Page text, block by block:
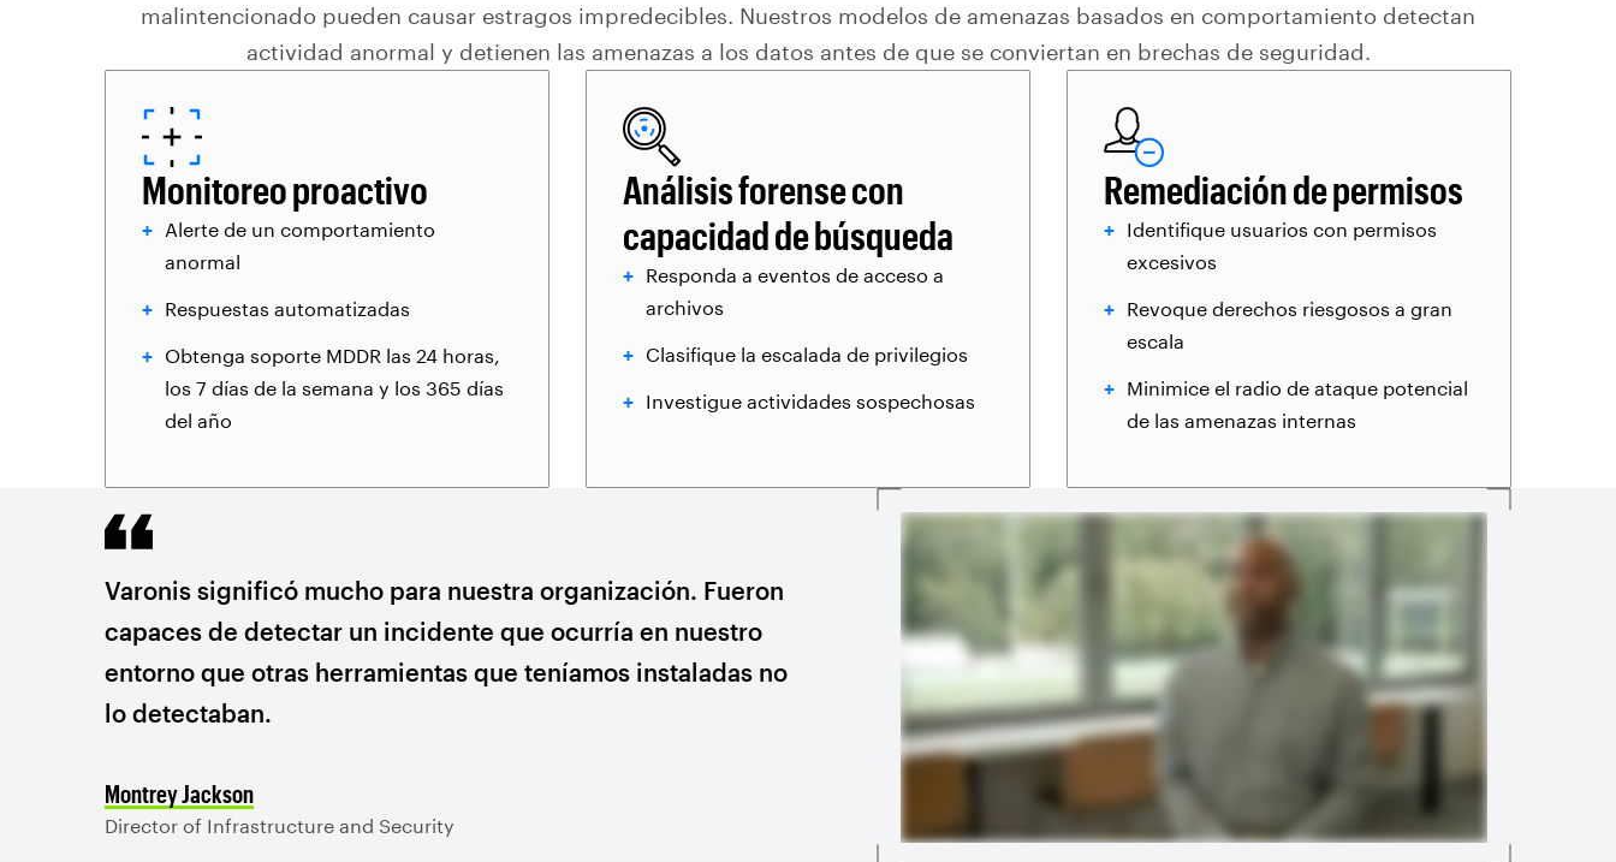
malintencionado pueden causar estragos impredecibles. Nuestros modelos de amenazas basados en comportamiento detectan
actividad anormal y detienen las amenazas a los datos antes de que se conviertan en brechas de seguridad.
Monitoreo proactivo
Alerte de un comportamiento
anormal
Respuestas automatizadas
Obtenga soporte MDDR las 24 horas,
los 7 días de la semana y los 365 días
del año
Análisis forense con
capacidad de búsqueda
Responda a eventos de acceso a
archivos
Clasifique la escalada de privilegios
Investigue actividades sospechosas
Remediación de permisos
Identifique usuarios con permisos
excesivos
Revoque derechos riesgosos a gran
escala
Minimice el radio de ataque potencial
de las amenazas internas
Varonis significó mucho para nuestra organización. Fueron
capaces de detectar un incidente que ocurría en nuestro
entorno que otras herramientas que teníamos instaladas no
lo detectaban.
Montrey Jackson
Director of Infrastructure and Security